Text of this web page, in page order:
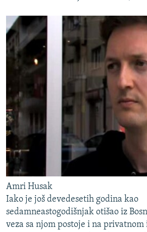
Amri Husak
Iako je još devedesetih godina kao
sedamneastogodišnjak otišao iz
veza sa njom postoje i na privatnom